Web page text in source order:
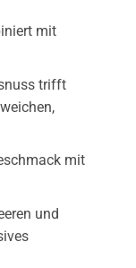
mit
trifft
mit
und